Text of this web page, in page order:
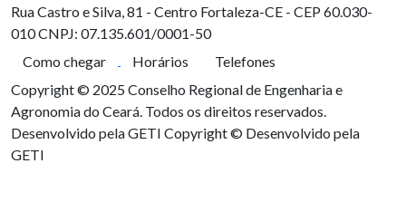
Rua Castro e Silva, 81 - Centro Fortaleza-CE - CEP 60.030-
010CNPJ: 07.135.601/0001-50
Como chegar
Horários
Telefones
Copyright © 2025 Conselho Regional de Engenharia e
Agronomia do Ceará. Todos os direitos reservados.
Desenvolvido pela GETI Copyright © Desenvolvido pela
GETI